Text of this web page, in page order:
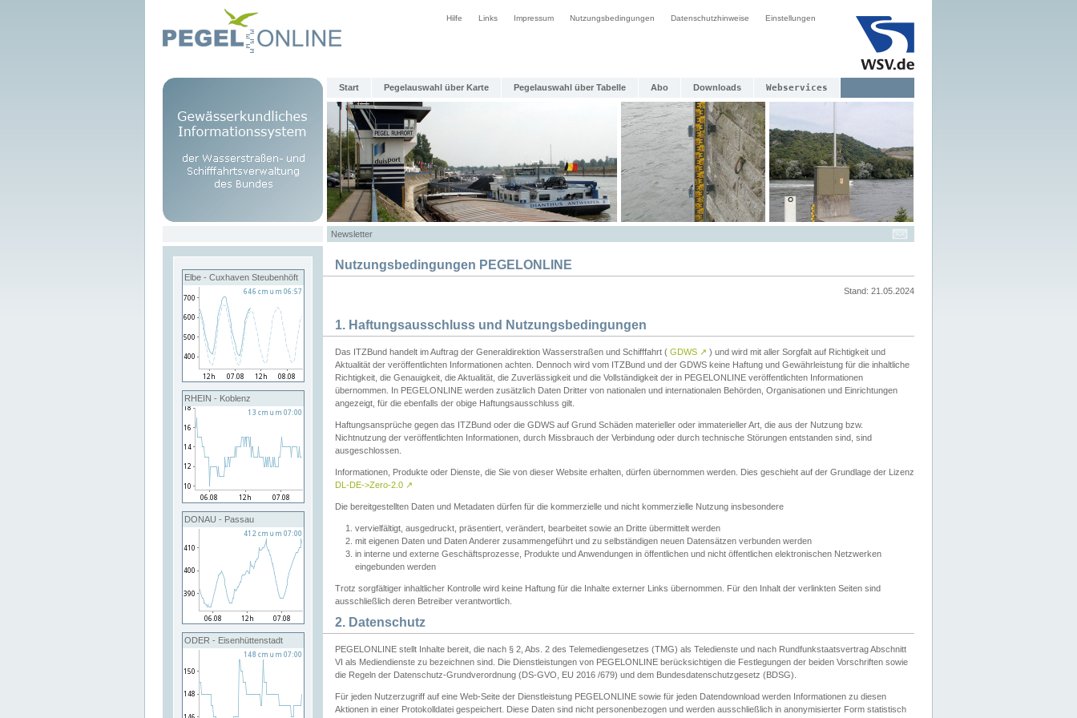
Hilfe Links Impressum Nutzungsbedingungen Datenschutzhinweise Einstellungen
Start Pegelauswahl über Karte Pegelauswahl über Tabelle Abo Downloads Webservices
Newsletter
Elbe - Cuxhaven Steubenhöft
RHEIN - Koblenz
DONAU - Passau
ODER - Eisenhüttenstadt
Nutzungsbedingungen PEGELONLINE
Stand: 21.05.2024
1. Haftungsausschluss und Nutzungsbedingungen
Das ITZBund handelt im Auftrag der Generaldirektion Wasserstraßen und Schifffahrt ( GDWS ↗ ) und wird mit aller Sorgfalt auf Richtigkeit und
Aktualität der veröffentlichten Informationen achten. Dennoch wird vom ITZBund und der GDWS keine Haftung und Gewährleistung für die inhaltliche
Richtigkeit, die Genauigkeit, die Aktualität, die Zuverlässigkeit und die Vollständigkeit der in PEGELONLINE veröffentlichten Informationen
übernommen. In PEGELONLINE werden zusätzlich Daten Dritter von nationalen und internationalen Behörden, Organisationen und Einrichtungen
angezeigt, für die ebenfalls der obige Haftungsausschluss gilt.
Haftungsansprüche gegen das ITZBund oder die GDWS auf Grund Schäden materieller oder immaterieller Art, die aus der Nutzung bzw.
Nichtnutzung der veröffentlichten Informationen, durch Missbrauch der Verbindung oder durch technische Störungen entstanden sind, sind
ausgeschlossen.
Informationen, Produkte oder Dienste, die Sie von dieser Website erhalten, dürfen übernommen werden. Dies geschieht auf der Grundlage der Lizenz
DL-DE->Zero-2.0 ↗
Die bereitgestellten Daten und Metadaten dürfen für die kommerzielle und nicht kommerzielle Nutzung insbesondere
vervielfältigt, ausgedruckt, präsentiert, verändert, bearbeitet sowie an Dritte übermittelt werden
mit eigenen Daten und Daten Anderer zusammengeführt und zu selbständigen neuen Datensätzen verbunden werden
in interne und externe Geschäftsprozesse, Produkte und Anwendungen in öffentlichen und nicht öffentlichen elektronischen Netzwerken
eingebunden werden
Trotz sorgfältiger inhaltlicher Kontrolle wird keine Haftung für die Inhalte externer Links übernommen. Für den Inhalt der verlinkten Seiten sind
ausschließlich deren Betreiber verantwortlich.
2. Datenschutz
PEGELONLINE stellt Inhalte bereit, die nach § 2, Abs. 2 des Telemediengesetzes (TMG) als Teledienste und nach Rundfunkstaatsvertrag Abschnitt
VI als Mediendienste zu bezeichnen sind. Die Dienstleistungen von PEGELONLINE berücksichtigen die Festlegungen der beiden Vorschriften sowie
die Regeln der Datenschutz-Grundverordnung (DS-GVO, EU 2016 /679) und dem Bundesdatenschutzgesetz (BDSG).
Für jeden Nutzerzugriff auf eine Web-Seite der Dienstleistung PEGELONLINE sowie für jeden Datendownload werden Informationen zu diesen
Aktionen in einer Protokolldatei gespeichert. Diese Daten sind nicht personenbezogen und werden ausschließlich in anonymisierter Form statistisch